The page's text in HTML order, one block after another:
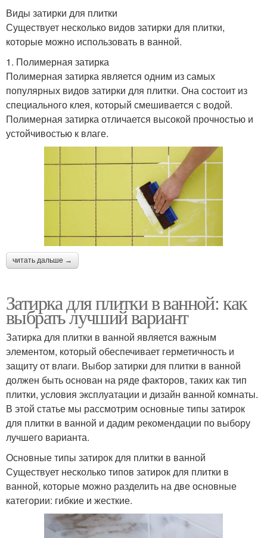
Виды затирки для плитки
Существует несколько видов затирки для плитки,
которые можно использовать в ванной.
1. Полимерная затирка
Полимерная затирка является одним из самых
популярных видов затирки для плитки. Она состоит из
специального клея, который смешивается с водой.
Полимерная затирка отличается высокой прочностью и
устойчивостью к влаге.
читать дальше →
Затирка для плитки в ванной: как
выбрать лучший вариант
Затирка для плитки в ванной является важным
элементом, который обеспечивает герметичность и
защиту от влаги. Выбор затирки для плитки в ванной
должен быть основан на ряде факторов, таких как тип
плитки, условия эксплуатации и дизайн ванной комнаты.
В этой статье мы рассмотрим основные типы затирок
для плитки в ванной и дадим рекомендации по выбору
лучшего варианта.
Основные типы затирок для плитки в ванной
Существует несколько типов затирок для плитки в
ванной, которые можно разделить на две основные
категории: гибкие и жесткие.